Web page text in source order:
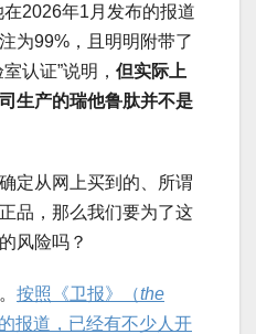
在2026年1月发布的报道
为99%，且明明附带了
认证”说明， 但实际上
生产的瑞他鲁肽并不是
定从网上买到的、所谓
品，那么我们要为了这
风险吗？
按照《卫报》（the
报道，已经有不少人开